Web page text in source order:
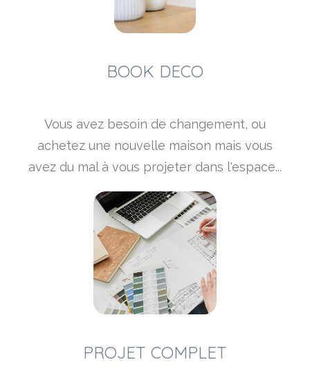
BOOK DECO
Vous avez besoin de changement, ou
achetez une nouvelle maison mais vous
avez du mal à vous projeter dans l'espace...
PROJET COMPLET